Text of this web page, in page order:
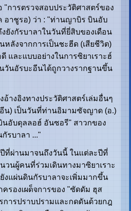
"การตรวจสอบประวัติศาสตร์ของ
อาชูรอ) ว่า : "ท่านญาบิร บินอับ
ยังกัรบาลาในวันที่ยี่สิบของเดือน
ลังจากการเป็นชะฮีด (เสียชีวิต)
และแบบอย่างในการซิยาเราะฮ์
วันอัรบะอีนได้ถูกวางรากฐานขึ้น
งอิงทางประวัติศาสตร์เล่มอื่นๆ
อีน) เป็นวันที่ท่านอิมามซัจญาด (อ.)
อับดุลลอฮ์ อันซอรี" สาวกของ
รบาลา ..."
ที่ผ่านมาจนถึงวันนี้ ในแต่ละปีที่
วนผู้คนที่ร่วมเดินทางมาซิยาเราะ
งแผ่นดินกัรบาลาจะเพิ่มมากขึ้น
รองเผด็จการของ "ซัดดัม ฮุส
การปราบปรามและกดดันด้วยกฎ